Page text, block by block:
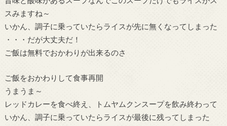
スみますね～
いかん、調子に乗っていたらライスが先に無くなってしまった
・・・だが大丈夫だ！
ご飯は無料でおかわりが出来るのさ
ご飯をおかわりして食事再開
うまうま～
レッドカレーを食べ終え、トムヤムクンスープを飲み終わって
いかん、調子に乗っていたらライスが最後に残ってしまった